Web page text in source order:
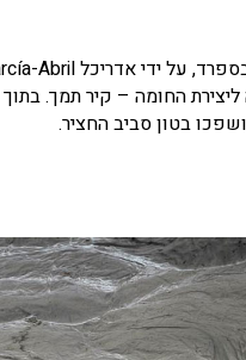
החומה – קיר תמך.
בטון סביב החציר.